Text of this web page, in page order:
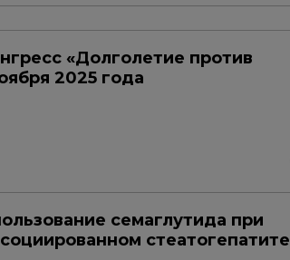
«Долголетие против
2025 года
семаглутида при
стеатогепатите